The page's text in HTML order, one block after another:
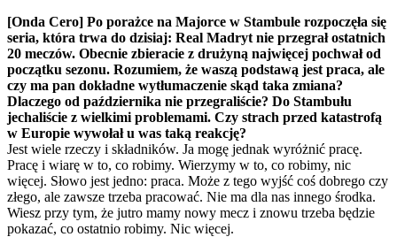
[Onda Cero] Po porażce na Majorce w Stambule rozpoczęła się
seria, która trwa do dzisiaj: Real Madryt nie przegrał ostatnich
20 meczów. Obecnie zbieracie z drużyną najwięcej pochwał od
początku sezonu. Rozumiem, że waszą podstawą jest praca, ale
czy ma pan dokładne wytłumaczenie skąd taka zmiana?
Dlaczego od października nie przegraliście? Do Stambułu
jechaliście z wielkimi problemami. Czy strach przed katastrofą
w Europie wywołał u was taką reakcję?
Jest wiele rzeczy i składników. Ja mogę jednak wyróżnić pracę.
Pracę i wiarę w to, co robimy. Wierzymy w to, co robimy, nic
więcej. Słowo jest jedno: praca. Może z tego wyjść coś dobrego czy
złego, ale zawsze trzeba pracować. Nie ma dla nas innego środka.
Wiesz przy tym, że jutro mamy nowy mecz i znowu trzeba będzie
pokazać, co ostatnio robimy. Nic więcej.